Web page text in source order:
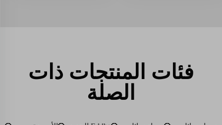
فئات المنتجات ذات
الصلة